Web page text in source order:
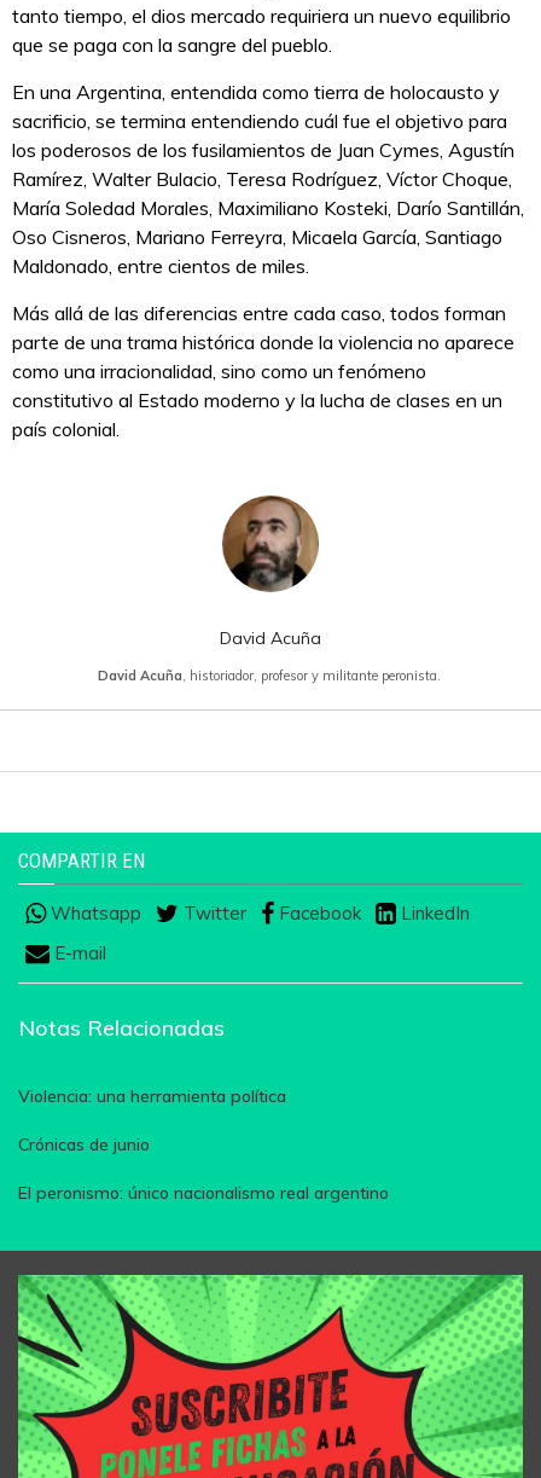
tanto tiempo, el dios mercado requiriera un nuevo equilibrio
que se paga con la sangre del pueblo.
En una Argentina, entendida como tierra de holocausto y
sacrificio, se termina entendiendo cuál fue el objetivo para
los poderosos de los fusilamientos de Juan Cymes, Agustín
Ramírez, Walter Bulacio, Teresa Rodríguez, Víctor Choque,
María Soledad Morales, Maximiliano Kosteki, Darío Santillán,
Oso Cisneros, Mariano Ferreyra, Micaela García, Santiago
Maldonado, entre cientos de miles.
Más allá de las diferencias entre cada caso, todos forman
parte de una trama histórica donde la violencia no aparece
como una irracionalidad, sino como un fenómeno
constitutivo al Estado moderno y la lucha de clases en un
país colonial.
David Acuña
David Acuña , historiador, profesor y militante peronista.
COMPARTIR EN
Whatsapp Twitter Facebook
LinkedIn
E-mail
Notas Relacionadas
Violencia: una herramienta política
Crónicas de junio
El peronismo: único nacionalismo real argentino